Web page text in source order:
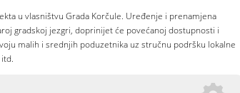
u vlasništvu Grada Korčule. Uređenje i prenamjena
gradskoj jezgri, doprinijet će povećanoj dostupnosti i
malih i srednjih poduzetnika uz stručnu podršku lokalne